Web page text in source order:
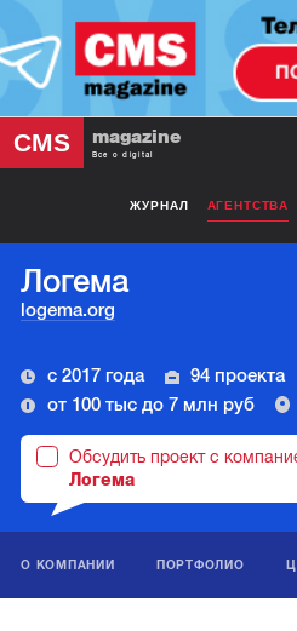
CMS magazine
Все о digital
ЖУРНАЛ АГЕНТСТВА
Логема
logema.org
с 2017 года
94 проекта
от 100 тыс до 7 млн руб
Обсудить проект с
Логема
О КОМПАНИИ ПОРТФОЛИО